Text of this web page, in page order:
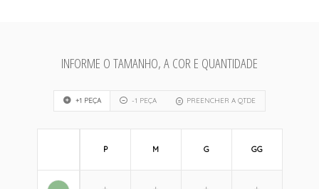
INFORME O TAMANHO, A COR E QUANTIDADE
+1 PEÇA -1 PEÇA PREENCHER A QTDE
P M G GG